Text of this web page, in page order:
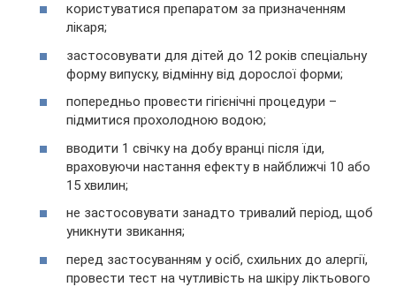
користуватися препаратом за призначенням
лікаря;
застосовувати для дітей до 12 років спеціальну
форму випуску, відмінну від дорослої форми;
попередньо провести гігієнічні процедури –
підмитися прохолодною водою;
вводити 1 свічку на добу вранці після їди,
враховуючи настання ефекту в найближчі 10 або
15 хвилин;
не застосовувати занадто тривалий період, щоб
уникнути звикання;
перед застосуванням у осіб, схильних до алергії,
провести тест на чутливість на шкіру ліктьового